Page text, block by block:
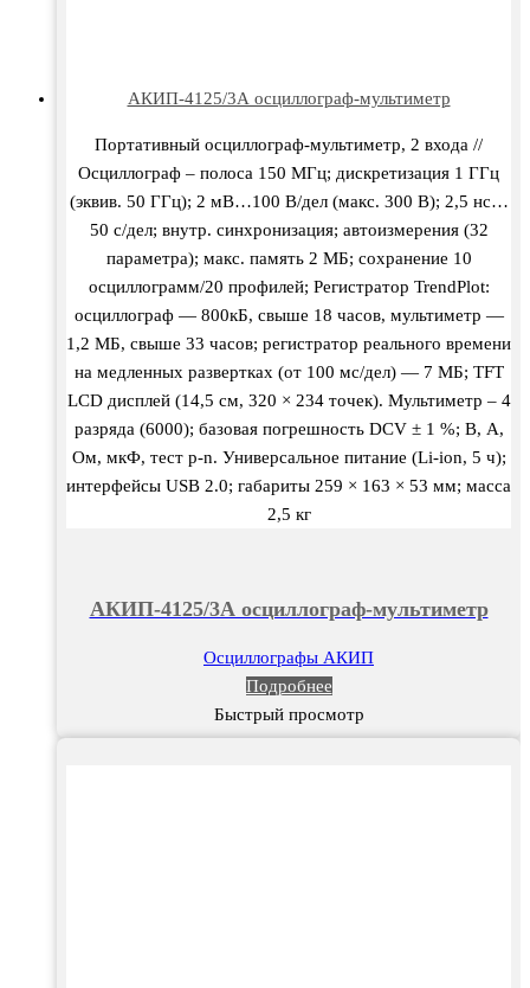
АКИП-4125/3А осциллограф-мультиметр
Портативный осциллограф-мультиметр, 2 входа //
Осциллограф – полоса 150 МГц; дискретизация 1 ГГц
(эквив. 50 ГГц); 2 мВ…100 В/дел (макс. 300 В); 2,5 нс…
50 с/дел; внутр. синхронизация; автоизмерения (32
параметра); макс. память 2 МБ; сохранение 10
осциллограмм/20 профилей; Регистратор TrendPlot:
осциллограф — 800кБ, свыше 18 часов, мультиметр —
1,2 МБ, свыше 33 часов; регистратор реального времени
на медленных развертках (от 100 мс/дел) — 7 МБ; TFT
LCD дисплей (14,5 см, 320 × 234 точек). Мультиметр – 4
разряда (6000); базовая погрешность DCV ± 1 %; В, А,
Ом, мкФ, тест p-n. Универсальное питание (Li-ion, 5 ч);
интерфейсы USB 2.0; габариты 259 × 163 × 53 мм; масса
2,5 кг
АКИП-4125/3А осциллограф-мультиметр
Осциллографы АКИП
Подробнее
Быстрый просмотр